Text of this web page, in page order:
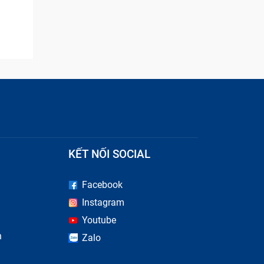
KẾT NỐI SOCIAL
Facebook
Instagram
Youtube
Zalo